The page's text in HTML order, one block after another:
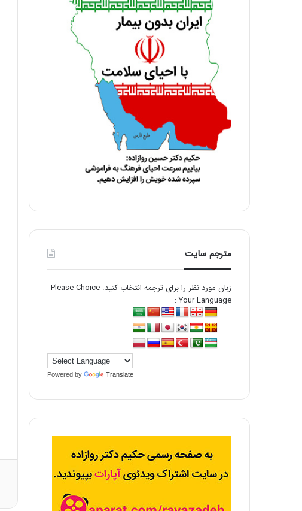
مترجم سایت
زبان مورد نظر را برای ترجمه انتخاب کنید. Please Choice
Your Language :
Powered by Translate